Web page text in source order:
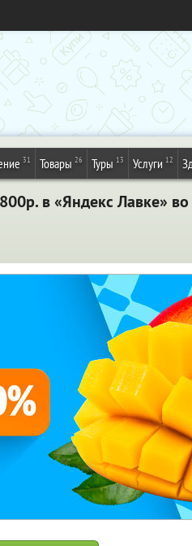
31 Товары 26 Туры 13 Услуги 12
в «Яндекс Лавке»